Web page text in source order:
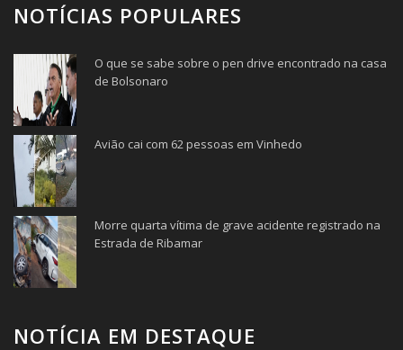
NOTÍCIAS POPULARES
O que se sabe sobre o pen drive encontrado na casa
de Bolsonaro
Avião cai com 62 pessoas em Vinhedo
Morre quarta vítima de grave acidente registrado na
Estrada de Ribamar
NOTÍCIA EM DESTAQUE